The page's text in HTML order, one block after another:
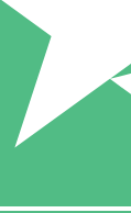
10 00